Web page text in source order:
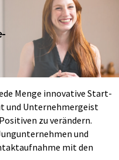
Menge innovative Start-
und Unternehmergeist
zu verändern.
und
mit den